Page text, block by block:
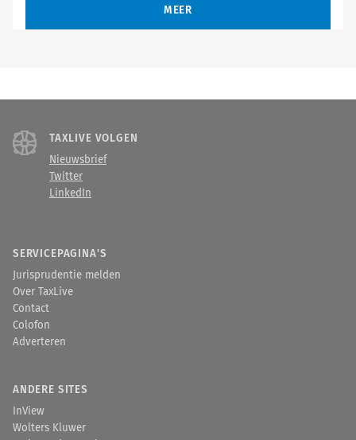
MEER
TAXLIVE VOLGEN
Nieuwsbrief
Twitter
LinkedIn
SERVICEPAGINA'S
Jurisprudentie melden
Over TaxLive
Contact
Colofon
Adverteren
ANDERE SITES
InView
Wolters Kluwer